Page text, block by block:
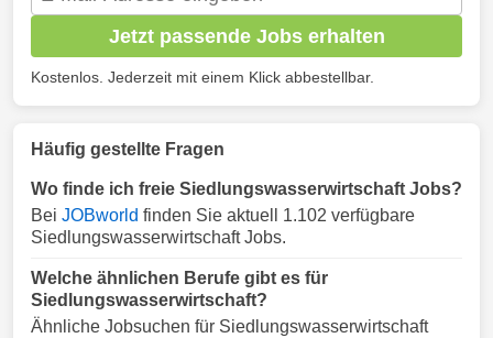
Jetzt passende Jobs erhalten
Kostenlos. Jederzeit mit einem Klick abbestellbar.
Häufig gestellte Fragen
Wo finde ich freie Siedlungswasserwirtschaft Jobs?
Bei JOBworld finden Sie aktuell 1.102 verfügbare
Siedlungswasserwirtschaft Jobs.
Welche ähnlichen Berufe gibt es für
Siedlungswasserwirtschaft?
Ähnliche Jobsuchen für Siedlungswasserwirtschaft